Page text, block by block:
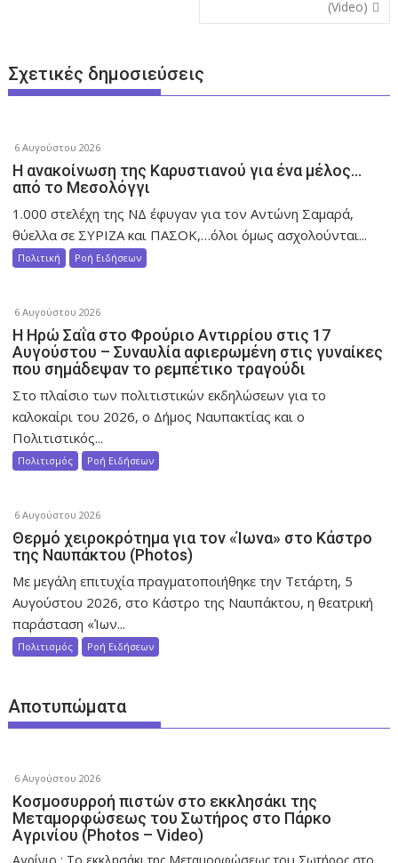
σ
η
θ
ρ
ω
ν
(Video)
Σχετικές δημοσιεύσεις
6 Αυγούστου 2026
Η ανακοίνωση της Καρυστιανού για ένα μέλος…
από το Μεσολόγγι
1.000 στελέχη της ΝΔ έφυγαν για τον Αντώνη Σαμαρά,
θύελλα σε ΣΥΡΙΖΑ και ΠΑΣΟΚ,…όλοι όμως ασχολούνται...
Πολιτική Ροή Ειδήσεων
6 Αυγούστου 2026
Η Ηρώ Σαΐα στο Φρούριο Αντιρρίου στις 17
Αυγούστου – Συναυλία αφιερωμένη στις γυναίκες
που σημάδεψαν το ρεμπέτικο τραγούδι
Στο πλαίσιο των πολιτιστικών εκδηλώσεων για το
καλοκαίρι του 2026, ο Δήμος Ναυπακτίας και ο
Πολιτιστικός...
Πολιτισμός Ροή Ειδήσεων
6 Αυγούστου 2026
Θερμό χειροκρότημα για τον «Ίωνα» στο Κάστρο
της Ναυπάκτου (Photos)
Με μεγάλη επιτυχία πραγματοποιήθηκε την Τετάρτη, 5
Αυγούστου 2026, στο Κάστρο της Ναυπάκτου, η θεατρική
παράσταση «Ίων...
Πολιτισμός Ροή Ειδήσεων
Αποτυπώματα
6 Αυγούστου 2026
Κοσμοσυρροή πιστών στο εκκλησάκι της
Μεταμορφώσεως του Σωτήρος στο Πάρκο
Αγρινίου (Photos – Video)